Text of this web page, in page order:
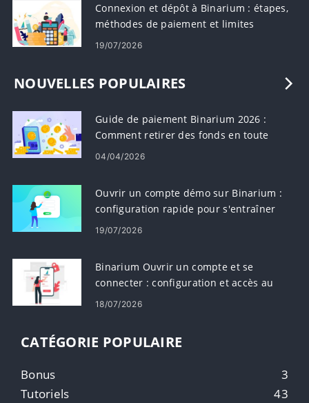
Connexion et dépôt à Binarium : étapes,
méthodes de paiement et limites
19/07/2026
NOUVELLES POPULAIRES
Guide de paiement Binarium 2026 :
Comment retirer des fonds en toute
sécurité
04/04/2026
Ouvrir un compte démo sur Binarium :
configuration rapide pour s'entraîner
au trading
19/07/2026
Binarium Ouvrir un compte et se
connecter : configuration et accès au
compte
18/07/2026
CATÉGORIE POPULAIRE
Bonus
3
Tutoriels
43